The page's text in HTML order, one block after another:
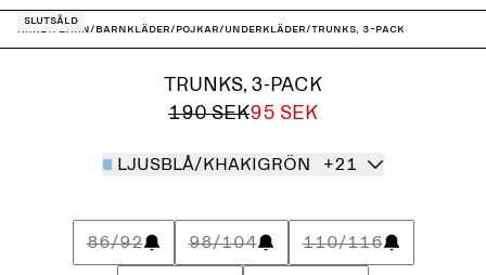
ARKET/ Barn/Barnkläder/Pojkar/Underkläder/Trunks, 3-pack
Slutsåld
TRUNKS, 3-PACK
190 SEK95 SEK
LJUSBLÅ/KHAKIGRÖN +21
86/92 98/104 110/116